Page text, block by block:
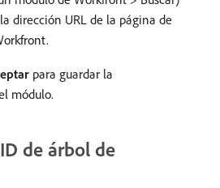
dirección URL de la página de
para guardar la
módulo.
de árbol de